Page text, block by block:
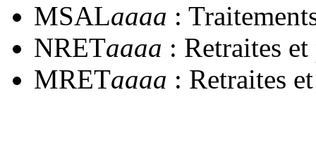
MSALaaaa :
NRETaaaa : Retraites
MRETaaaa : Retraites